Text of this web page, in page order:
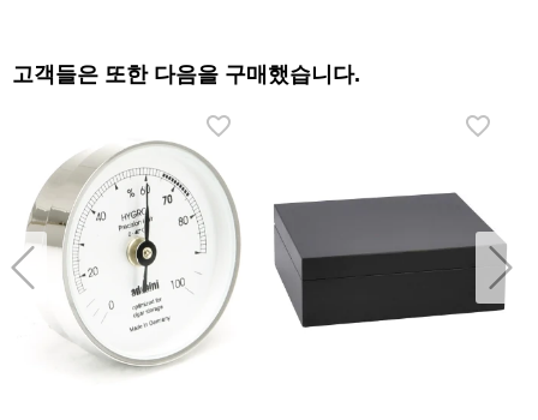
고객들은 또한 다음을 구매했습니다.